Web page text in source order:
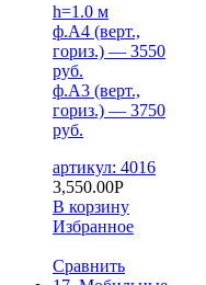
h=1.0 м
ф.А4 (верт.,
гориз.) — 3550
руб.
ф.А3 (верт.,
гориз.) — 3750
руб.
артикул: 4016
3,550.00Р
В корзину
Избранное
Сравнить